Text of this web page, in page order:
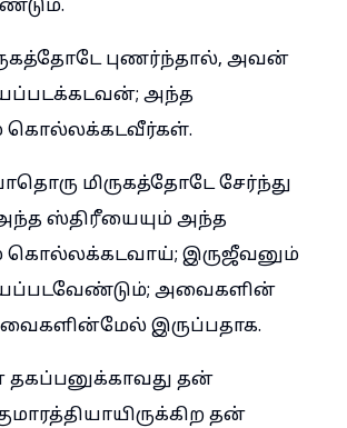
புணர்ந்தால், அவன்
அந்த
கொல்லக்கடவீர்கள்.
மிருகத்தோடே சேர்ந்து
ஸ்திரீயையும் அந்த
கொல்லக்கடவாய்; இருஜீவனும்
அவைகளின்
இருப்பதாக.
தன்
தன்